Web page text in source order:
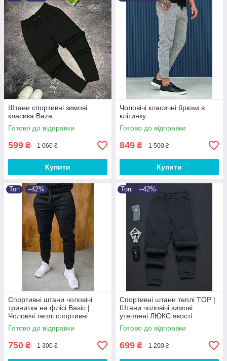
Штани спортивні зимові
класика Baza
Готово до відправки
599 ₴ 1 060 ₴
Купити
Чоловічі класичні брюки в
клітинку
Готово до відправки
849 ₴ 1 500 ₴
Купити
Топ –42%
Спортивні штани чоловічі
тринитка на флісі Basic |
Чоловічі теплі спортивні
штани від XS до 3XL
Готово до відправки
750 ₴ 1 300 ₴
Топ –42%
Спортивні штани теплі TOP |
Штани чоловічі зимові
утеплені ЛЮКС якості
Готово до відправки
699 ₴ 1 200 ₴